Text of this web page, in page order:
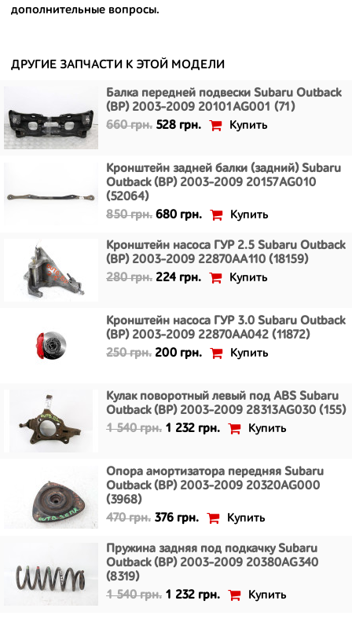
- имеют большой запас прочности и невыробатанный ресурс, и
дополнительные вопросы.
ДРУГИЕ ЗАПЧАСТИ К ЭТОЙ МОДЕЛИ
Балка передней подвески Subaru Outback
(BP) 2003-2009 20101AG001 (71)
660 грн. 528 грн. Купить
Кронштейн задней балки (задний) Subaru
Outback (BP) 2003-2009 20157AG010
(52064)
850 грн. 680 грн. Купить
Кронштейн насоса ГУР 2.5 Subaru Outback
(BP) 2003-2009 22870AA110 (18159)
280 грн. 224 грн. Купить
Кронштейн насоса ГУР 3.0 Subaru Outback
(BP) 2003-2009 22870AA042 (11872)
250 грн. 200 грн. Купить
Кулак поворотный левый под ABS Subaru
Outback (BP) 2003-2009 28313AG030 (155)
1 540 грн. 1 232 грн. Купить
Опора амортизатора передняя Subaru
Outback (BP) 2003-2009 20320AG000
(3968)
470 грн. 376 грн. Купить
Пружина задняя под подкачку Subaru
Outback (BP) 2003-2009 20380AG340
(8319)
1 540 грн. 1 232 грн. Купить